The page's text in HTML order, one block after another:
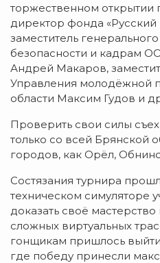
торжественном открытии
директор фонда
заместитель
безопасности и кадрам
Андрей Макаров,
Управления молодёжной
области Максим Гудов и
Проверить свои силы
только со всей Брянской
городов, как Орёл,
Состязания турнира
техническом симуляторе
доказать своё
сложных виртуальных
гонщикам пришлось
где победу принесли